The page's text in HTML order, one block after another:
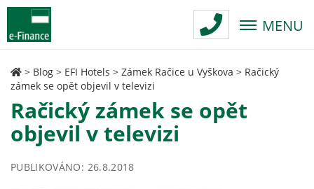
MENU
> Blog > EFI Hotels > Zámek Račice u Vyškova > Račický
zámek se opět objevil v televizi
Račický zámek se opět
objevil v televizi
PUBLIKOVÁNO: 26.8.2018